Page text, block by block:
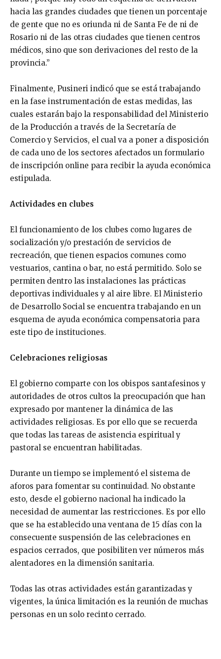
hacia las grandes ciudades que tienen un porcentaje
de gente que no es oriunda ni de Santa Fe de ni de
Rosario ni de las otras ciudades que tienen centros
médicos, sino que son derivaciones del resto de la
provincia.”
Finalmente, Pusineri indicó que se está trabajando
en la fase instrumentación de estas medidas, las
cuales estarán bajo la responsabilidad del Ministerio
de la Producción a través de la Secretaría de
Comercio y Servicios, el cual va a poner a disposición
de cada uno de los sectores afectados un formulario
de inscripción online para recibir la ayuda económica
estipulada.
Actividades en clubes
El funcionamiento de los clubes como lugares de
socialización y/o prestación de servicios de
recreación, que tienen espacios comunes como
vestuarios, cantina o bar, no está permitido. Solo se
permiten dentro las instalaciones las prácticas
deportivas individuales y al aire libre. El Ministerio
de Desarrollo Social se encuentra trabajando en un
esquema de ayuda económica compensatoria para
este tipo de instituciones.
Celebraciones religiosas
El gobierno comparte con los obispos santafesinos y
autoridades de otros cultos la preocupación que han
expresado por mantener la dinámica de las
actividades religiosas. Es por ello que se recuerda
que todas las tareas de asistencia espiritual y
pastoral se encuentran habilitadas.
Durante un tiempo se implementó el sistema de
aforos para fomentar su continuidad. No obstante
esto, desde el gobierno nacional ha indicado la
necesidad de aumentar las restricciones. Es por ello
que se ha establecido una ventana de 15 días con la
consecuente suspensión de las celebraciones en
espacios cerrados, que posibiliten ver números más
alentadores en la dimensión sanitaria.
Todas las otras actividades están garantizadas y
vigentes, la única limitación es la reunión de muchas
personas en un solo recinto cerrado.